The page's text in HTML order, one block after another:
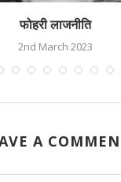
फोहरी लाजनीति
2nd March 2023
A